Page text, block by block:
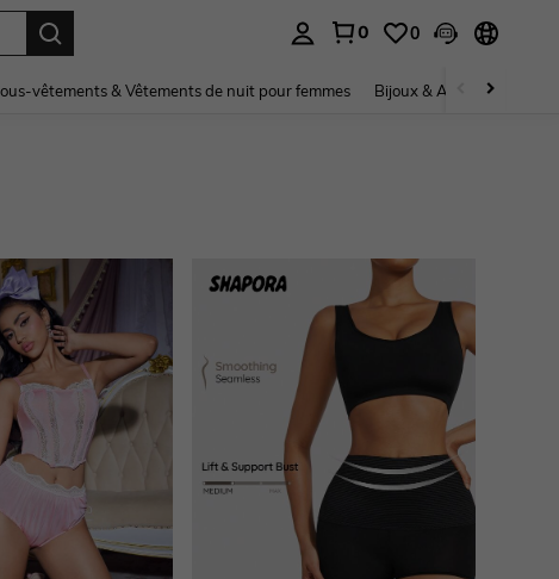
0 0
vêtements & Vêtements de nuit pour femmes Bijoux & Accessoires pour